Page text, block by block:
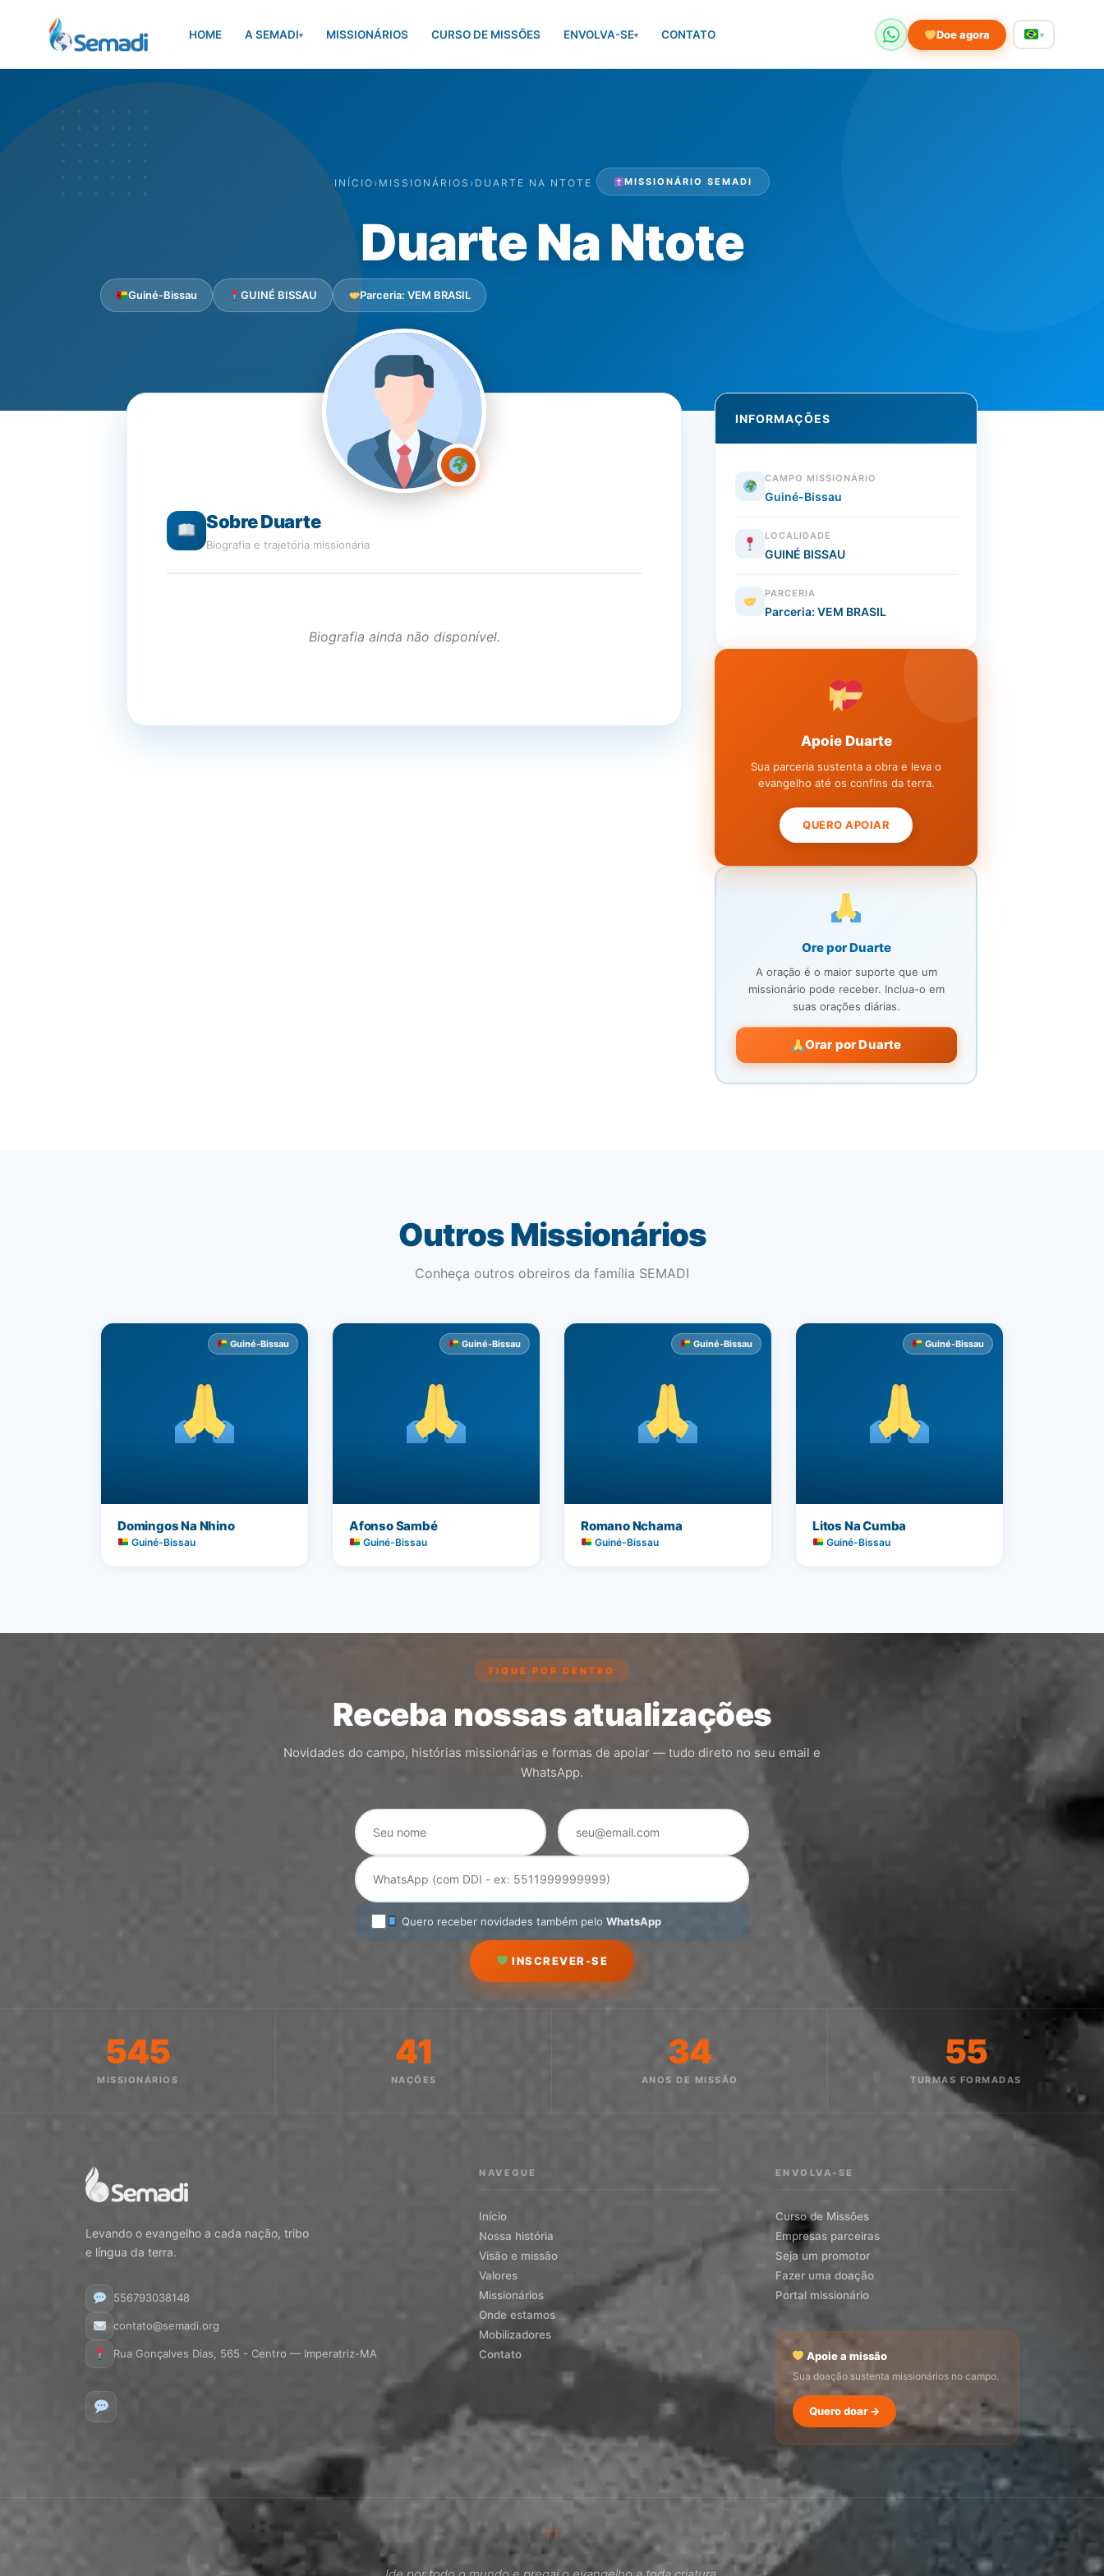
HOME A SEMADI▾ MISSIONÁRIOS CURSO DE MISSÕES ENVOLVA-SE▾ CONTATO Doe agora ▾
INÍCIO › MISSIONÁRIOS › DUARTE NA NTOTE MISSIONÁRIO SEMADI
Duarte Na Ntote
Guiné-Bissau GUINÉ BISSAU Parceria: VEM BRASIL
Sobre Duarte
Biografia e trajetória missionária
Biografia ainda não disponível.
INFORMAÇÕES
CAMPO MISSIONÁRIO
Guiné-Bissau
LOCALIDADE
GUINÉ BISSAU
PARCERIA
Parceria: VEM BRASIL
Apoie Duarte
Sua parceria sustenta a obra e leva o
evangelho até os confins da terra.
QUERO APOIAR
Ore por Duarte
A oração é o maior suporte que um
missionário pode receber. Inclua-o em
suas orações diárias.
Orar por Duarte
Outros Missionários
Conheça outros obreiros da família SEMADI
Guiné-Bissau
Domingos Na Nhino
Guiné-Bissau
Guiné-Bissau
Afonso Sambé
Guiné-Bissau
Guiné-Bissau
Romano Nchama
Guiné-Bissau
Guiné-Bissau
Litos Na Cumba
Guiné-Bissau
FIQUE POR DENTRO
Receba nossas atualizações
Novidades do campo, histórias missionárias e formas de apoiar — tudo direto no seu email e
WhatsApp.
Quero receber novidades também pelo WhatsApp
INSCREVER-SE
545
MISSIONÁRIOS
41
NAÇÕES
34
ANOS DE MISSÃO
55
TURMAS FORMADAS
Levando o evangelho a cada nação, tribo
e língua da terra.
556793038148
contato@semadi.org
Rua Gonçalves Dias, 565 - Centro — Imperatriz-MA
NAVEGUE
Início
Nossa história
Visão e missão
Valores
Missionários
Onde estamos
Mobilizadores
Contato
ENVOLVA-SE
Curso de Missões
Empresas parceiras
Seja um promotor
Fazer uma doação
Portal missionário
Apoie a missão
Sua doação sustenta missionários no campo.
Quero doar →
"
SEMADI
Normalmente responde em minutos
Como faço para doar?